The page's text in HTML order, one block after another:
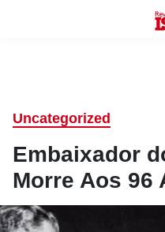
Uncategorized
Embaixador
Morre Aos 96